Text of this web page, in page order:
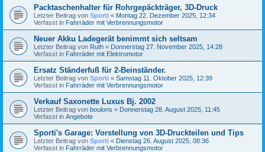
Packtaschenhalter für Rohrgepäckträger, 3D-Druck
Letzter Beitrag von Sporti « Montag 22. Dezember 2025, 12:34
Verfasst in Fahrräder mit Verbrennungsmotor
Neuer Akku Ladegerät benimmt sich seltsam
Letzter Beitrag von Ruth « Donnerstag 27. November 2025, 14:28
Verfasst in Fahrräder mit Elektromotor
Ersatz Ständerfuß für 2-Beinständer.
Letzter Beitrag von Sporti « Samstag 11. Oktober 2025, 12:39
Verfasst in Fahrräder mit Verbrennungsmotor
Verkauf Saxonette Luxus Bj. 2002
Letzter Beitrag von boulons « Donnerstag 28. August 2025, 11:45
Verfasst in Angebote
Sporti's Garage: Vorstellung von 3D-Druckteilen und Tips
Letzter Beitrag von Sporti « Dienstag 26. August 2025, 08:36
Verfasst in Fahrräder mit Verbrennungsmotor